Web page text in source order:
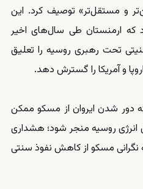
و مستقل‌تر» توصیف کرد. این
ارمنستان طی سال‌های اخیر
تحت رهبری روسیه را تعلیق
و آمریکا را گسترش دهد.
دور شدن ایروان از مسکو ممکن
انرژی روسیه منجر شود؛ هشداری
نگرانی مسکو از کاهش نفوذ سنتی